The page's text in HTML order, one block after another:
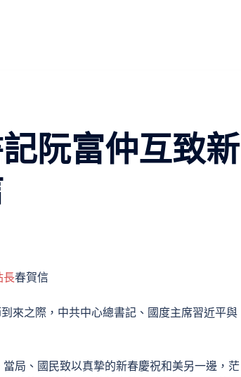
阮富仲互致新
長春賀信
來之際，中共中心總書記、國度主席習近平與
局、國民致以真摯的新春慶祝和美另一邊，茫